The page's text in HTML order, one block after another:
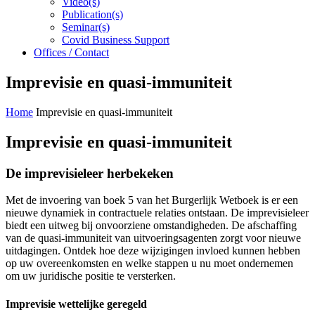
Publication(s)
Seminar(s)
Covid Business Support
Offices / Contact
Imprevisie en quasi-immuniteit
Home Imprevisie en quasi-immuniteit
Imprevisie en quasi-immuniteit
De imprevisieleer herbekeken
Met de invoering van boek 5 van het Burgerlijk Wetboek is er een
nieuwe dynamiek in contractuele relaties ontstaan. De imprevisieleer
biedt een uitweg bij onvoorziene omstandigheden. De afschaffing
van de quasi-immuniteit van uitvoeringsagenten zorgt voor nieuwe
uitdagingen. Ontdek hoe deze wijzigingen invloed kunnen hebben
op uw overeenkomsten en welke stappen u nu moet ondernemen
om uw juridische positie te versterken.
Imprevisie wettelijke geregeld